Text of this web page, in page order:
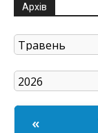
Архів
«